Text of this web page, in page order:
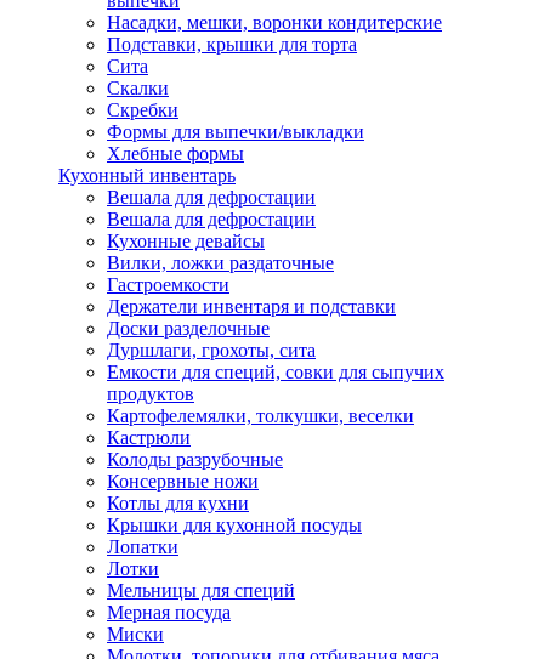
Насадки, мешки, воронки кондитерские
Подставки, крышки для торта
Сита
Скалки
Скребки
Формы для выпечки/выкладки
Хлебные формы
Кухонный инвентарь
Вешала для дефростации
Вешала для дефростации
Кухонные девайсы
Вилки, ложки раздаточные
Гастроемкости
Держатели инвентаря и подставки
Доски разделочные
Дуршлаги, грохоты, сита
Емкости для специй, совки для сыпучих
продуктов
Картофелемялки, толкушки, веселки
Кастрюли
Колоды разрубочные
Консервные ножи
Котлы для кухни
Крышки для кухонной посуды
Лопатки
Лотки
Мельницы для специй
Мерная посуда
Миски